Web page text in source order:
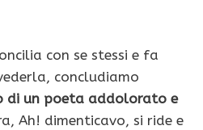
con se stessi e fa
concludiamo
un poeta addolorato e
Ah! dimenticavo, si ride e